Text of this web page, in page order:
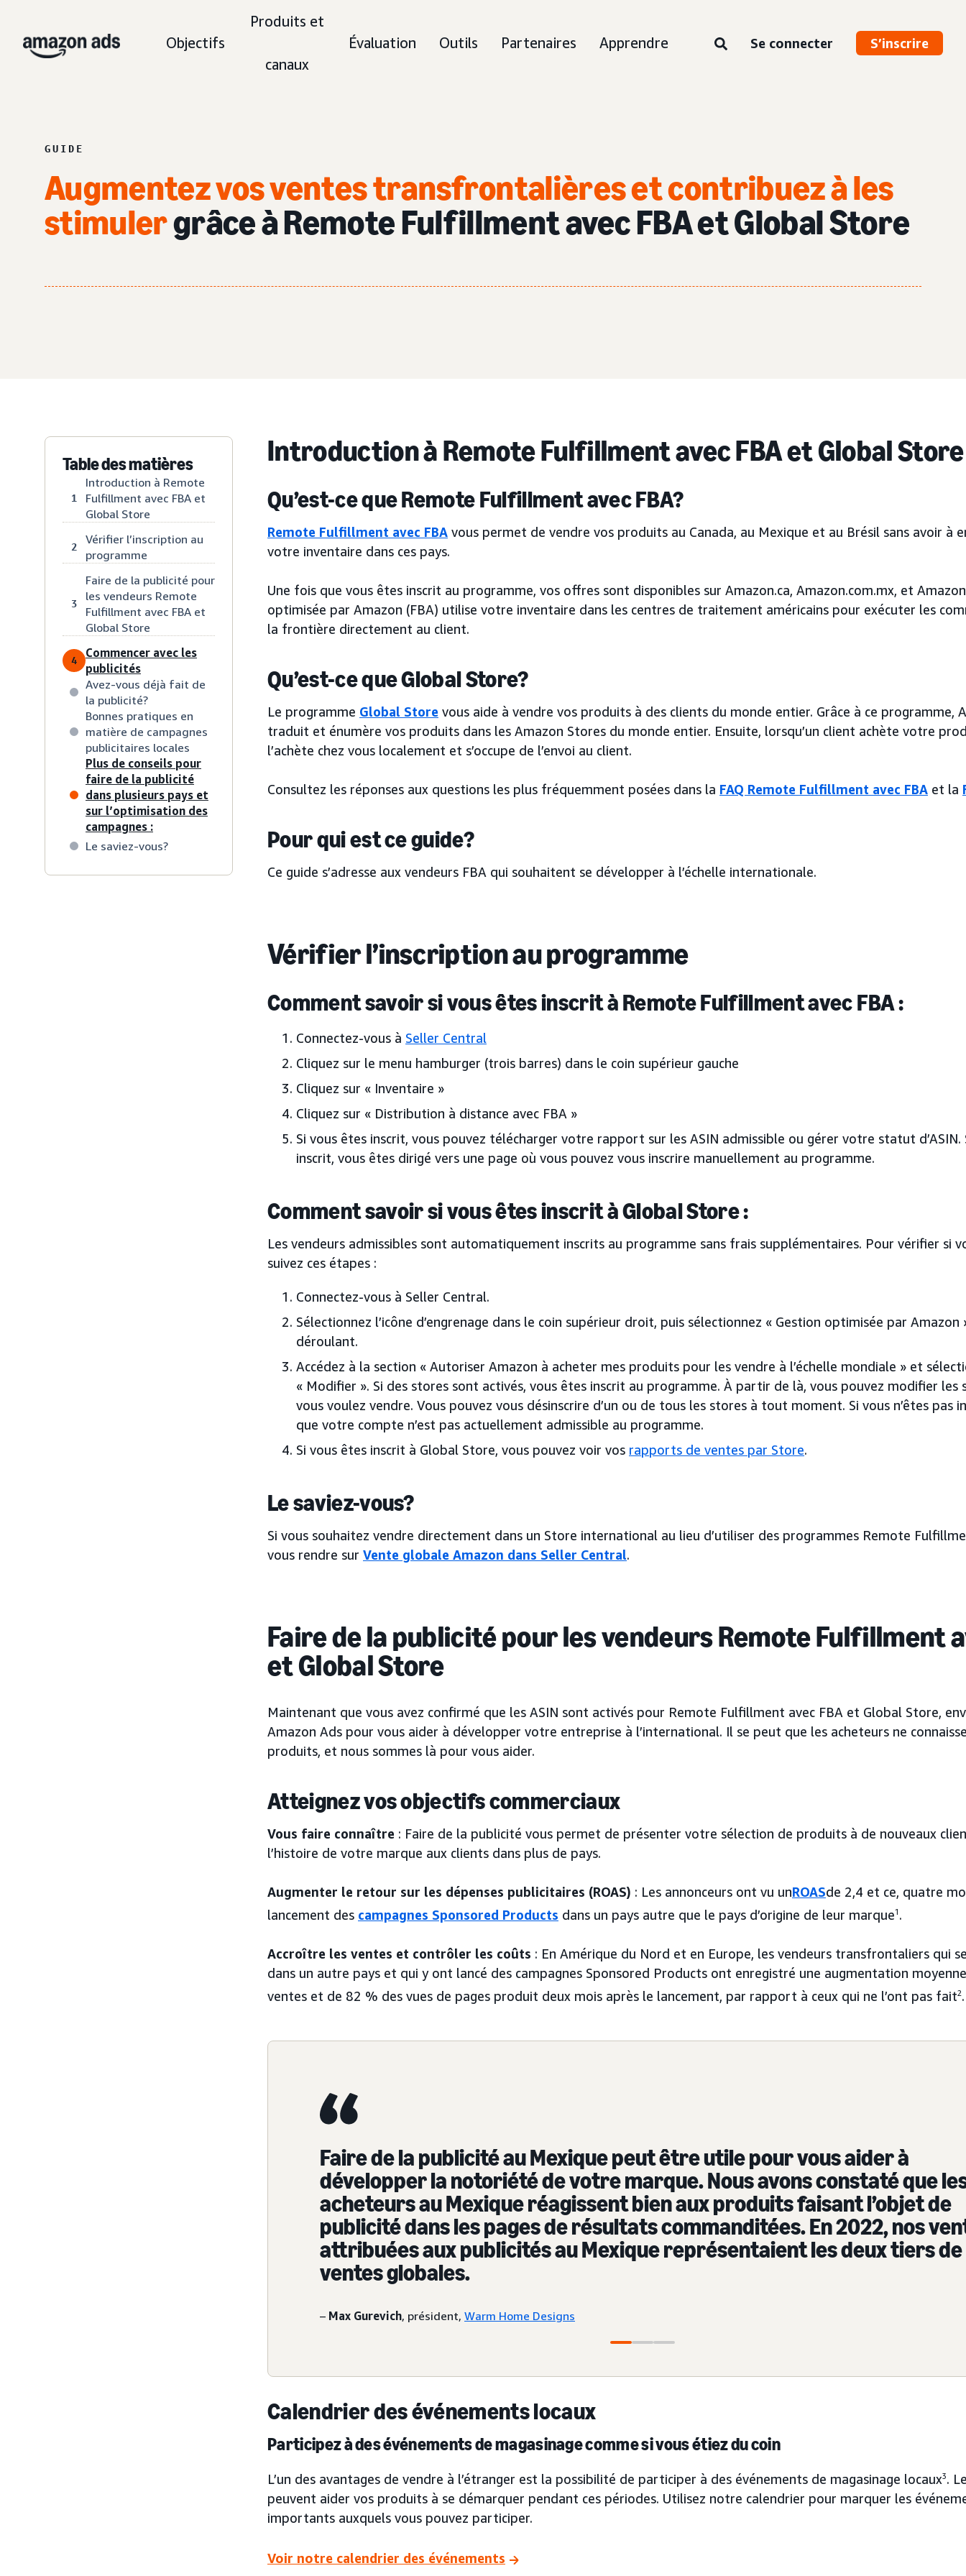
Objectifs
Produits et
canaux
Évaluation Outils Partenaires Apprendre Se connecter S’inscrire
GUIDE
Augmentez vos ventes transfrontalières et contribuez à les
stimulergrâce à Remote Fulfillment avec FBA et Global Store
Table des matières
1
Introduction à Remote
Fulfillment avec FBA et
Global Store
2
Vérifier l’inscription au
programme
3
Faire de la publicité pour
les vendeurs Remote
Fulfillment avec FBA et
Global Store
4
Commencer avec les
publicités
Avez-vous déjà fait de
la publicité?
Bonnes pratiques en
matière de campagnes
publicitaires locales
Plus de conseils pour
faire de la publicité
dans plusieurs pays et
sur l’optimisation des
campagnes :
Le saviez-vous?
Introduction à Remote Fulfillment avec FBA et Global Store
Qu’est-ce que Remote Fulfillment avec FBA?
Remote Fulfillment avec FBA vous permet de vendre vos produits au Canada, au Mexique et au Brésil sans avoir à
votre inventaire dans ces pays.
Une fois que vous êtes inscrit au programme, vos offres sont disponibles sur Amazon.ca, Amazon.com.mx, et
optimisée par Amazon (FBA) utilise votre inventaire dans les centres de traitement américains pour exécuter les
la frontière directement au client.
Qu’est-ce que Global Store?
Le programme Global Store vous aide à vendre vos produits à des clients du monde entier. Grâce à ce programme,
traduit et énumère vos produits dans les Amazon Stores du monde entier. Ensuite, lorsqu’un client achète votre
l’achète chez vous localement et s’occupe de l’envoi au client.
Consultez les réponses aux questions les plus fréquemment posées dans la FAQ Remote Fulfillment avec FBA et la
Pour qui est ce guide?
Ce guide s’adresse aux vendeurs FBA qui souhaitent se développer à l’échelle internationale.
Vérifier l’inscription au programme
Comment savoir si vous êtes inscrit à Remote Fulfillment avec FBA :
Connectez-vous à Seller Central
Cliquez sur le menu hamburger (trois barres) dans le coin supérieur gauche
Cliquez sur « Inventaire »
Cliquez sur « Distribution à distance avec FBA »
Si vous êtes inscrit, vous pouvez télécharger votre rapport sur les ASIN admissible ou gérer votre statut d’ASIN.
inscrit, vous êtes dirigé vers une page où vous pouvez vous inscrire manuellement au programme.
Comment savoir si vous êtes inscrit à Global Store :
Les vendeurs admissibles sont automatiquement inscrits au programme sans frais supplémentaires. Pour vérifier si
suivez ces étapes :
Connectez-vous à Seller Central.
Sélectionnez l’icône d’engrenage dans le coin supérieur droit, puis sélectionnez « Gestion optimisée par Amazon
déroulant.
Accédez à la section « Autoriser Amazon à acheter mes produits pour les vendre à l’échelle mondiale » et
« Modifier ». Si des stores sont activés, vous êtes inscrit au programme. À partir de là, vous pouvez modifier les
vous voulez vendre. Vous pouvez vous désinscrire d’un ou de tous les stores à tout moment. Si vous n’êtes pas
que votre compte n’est pas actuellement admissible au programme.
Si vous êtes inscrit à Global Store, vous pouvez voir vos rapports de ventes par Store.
Le saviez-vous?
Si vous souhaitez vendre directement dans un Store international au lieu d’utiliser des programmes Remote
vous rendre sur Vente globale Amazon dans Seller Central.
Faire de la publicité pour les vendeurs Remote Fulfillment
et Global Store
Maintenant que vous avez confirmé que les ASIN sont activés pour Remote Fulfillment avec FBA et Global Store,
Amazon Ads pour vous aider à développer votre entreprise à l’international. Il se peut que les acheteurs ne
produits, et nous sommes là pour vous aider.
Atteignez vos objectifs commerciaux
Vous faire connaître : Faire de la publicité vous permet de présenter votre sélection de produits à de nouveaux
l’histoire de votre marque aux clients dans plus de pays.
Augmenter le retour sur les dépenses publicitaires (ROAS) : Les annonceurs ont vu unROASde 2,4 et ce, quatre
lancement des campagnes Sponsored Products dans un pays autre que le pays d’origine de leur marque1 .
Accroître les ventes et contrôler les coûts : En Amérique du Nord et en Europe, les vendeurs transfrontaliers qui
dans un autre pays et qui y ont lancé des campagnes Sponsored Products ont enregistré une augmentation
ventes et de 82 % des vues de pages produit deux mois après le lancement, par rapport à ceux qui ne l’ont pas fait2.
Faire de la publicité au Mexique peut être utile pour vous aider à
développer la notoriété de votre marque. Nous avons constaté que
acheteurs au Mexique réagissent bien aux produits faisant l’objet de
publicité dans les pages de résultats commanditées. En 2022, nos
attribuées aux publicités au Mexique représentaient les deux tiers de
ventes globales.
– Max Gurevich, président, Warm Home Designs
Calendrier des événements locaux
Participez à des événements de magasinage comme si vous étiez du coin
L’un des avantages de vendre à l’étranger est la possibilité de participer à des événements de magasinage locaux3.
peuvent aider vos produits à se démarquer pendant ces périodes. Utilisez notre calendrier pour marquer les
importants auxquels vous pouvez participer.
Voir notre calendrier des événements